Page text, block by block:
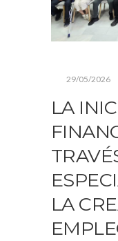
29/05/2026
LA
LA